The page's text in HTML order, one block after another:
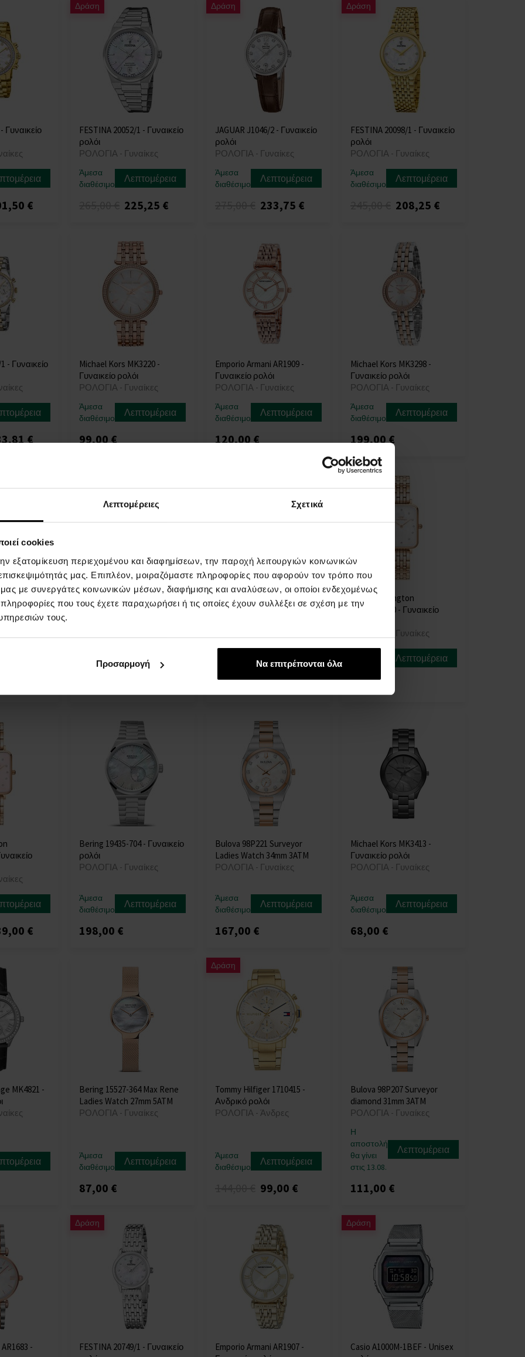
Λεπτομέρειες Σχετικά
cookies
εξατομίκευση περιεχομένου και διαφημίσεων, την παροχή λειτουργιών κοινωνικών
μας. Επιπλέον, μοιραζόμαστε πληροφορίες που αφορούν τον τρόπο που
μας με συνεργάτες κοινωνικών μέσων, διαφήμισης και αναλύσεων, οι οποίοι ενδεχομένως
που τους έχετε παραχωρήσει ή τις οποίες έχουν συλλέξει σε σχέση με την
τους.
Προσαρμογή Να επιτρέπονται όλα
Γυναικείο
€
Δράση
FESTINA 20052/1 - Γυναικείο
ρολόι
ΡΟΛΟΓΙΑ - Γυναίκες
Άμεσα
διαθέσιμο
Λεπτομέρεια
225,25 €
Δράση
JAGUAR J1046/2 - Γυναικείο
ρολόι
ΡΟΛΟΓΙΑ - Γυναίκες
Άμεσα
διαθέσιμο
Λεπτομέρεια
233,75 €
Δράση
FESTINA 20098/1 - Γυναικείο
ρολόι
ΡΟΛΟΓΙΑ - Γυναίκες
Άμεσα
διαθέσιμο
Λεπτομέρεια
208,25 €
- Γυναικείο
€
Michael Kors MK3220 -
Γυναικείο ρολόι
ΡΟΛΟΓΙΑ - Γυναίκες
Άμεσα
διαθέσιμο
Λεπτομέρεια
99,00 €
Emporio Armani AR1909 -
Γυναικείο ρολόι
ΡΟΛΟΓΙΑ - Γυναίκες
Άμεσα
διαθέσιμο
Λεπτομέρεια
120,00 €
Michael Kors MK3298 -
Γυναικείο ρολόι
ΡΟΛΟΓΙΑ - Γυναίκες
Άμεσα
διαθέσιμο
Λεπτομέρεια
199,00 €
-
Daniel Wellington
DW00100511 - Γυναικείο
διαθέσιμο
Λεπτομέρεια
Daniel Wellington
DW00100594 - Γυναικείο
Άμεσα
Λεπτομέρεια
134,00 €
Daniel Wellington
DW00100620 - Γυναικείο
ΡΟΛΟΓΙΑ - Γυναίκες
Λεπτομέρεια
149,00 €
€
Bering 19435-704 - Γυναικείο
ρολόι
ΡΟΛΟΓΙΑ - Γυναίκες
Άμεσα
διαθέσιμο
Λεπτομέρεια
198,00 €
Bulova 98P221 Surveyor
Ladies Watch 34mm 3ATM
ΡΟΛΟΓΙΑ - Γυναίκες
Άμεσα
διαθέσιμο
Λεπτομέρεια
167,00 €
Michael Kors MK3413 -
Γυναικείο ρολόι
ΡΟΛΟΓΙΑ - Γυναίκες
Άμεσα
διαθέσιμο
Λεπτομέρεια
68,00 €
MK4821 -
Bering 15527-364 Max Rene
Ladies Watch 27mm 5ATM
ΡΟΛΟΓΙΑ - Γυναίκες
Άμεσα
διαθέσιμο
Λεπτομέρεια
87,00 €
Δράση
Tommy Hilfiger 1710415 -
Ανδρικό ρολόι
ΡΟΛΟΓΙΑ - Άνδρες
Άμεσα
διαθέσιμο
Λεπτομέρεια
99,00 €
Bulova 98P207 Surveyor
diamond 31mm 3ATM
ΡΟΛΟΓΙΑ - Γυναίκες
Η
αποστολή
θα γίνει
στις 13.08.
Λεπτομέρεια
111,00 €
-
Δράση
FESTINA 20749/1 - Γυναικείο
Emporio Armani AR1907 -
Δράση
Casio A1000M-1BEF - Unisex